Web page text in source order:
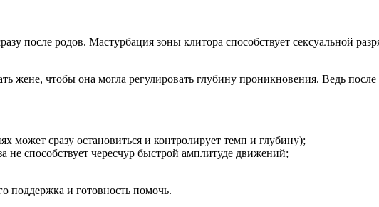
после родов. Мастурбация зоны клитора способствует сексуальной
жене, чтобы она могла регулировать глубину проникновения. Ведь
сразу остановиться и контролирует темп и глубину);
способствует чересчур быстрой амплитуде движений;
поддержка и готовность помочь.